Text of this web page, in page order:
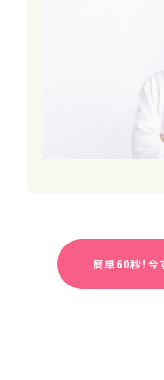
■週休3日（土日は
※GW・年末も土日
■有給休暇（法定通
■産前産後休暇（取
【必須要件】
・言語聴覚士資格
・普通自動車運転
簡単60秒！今